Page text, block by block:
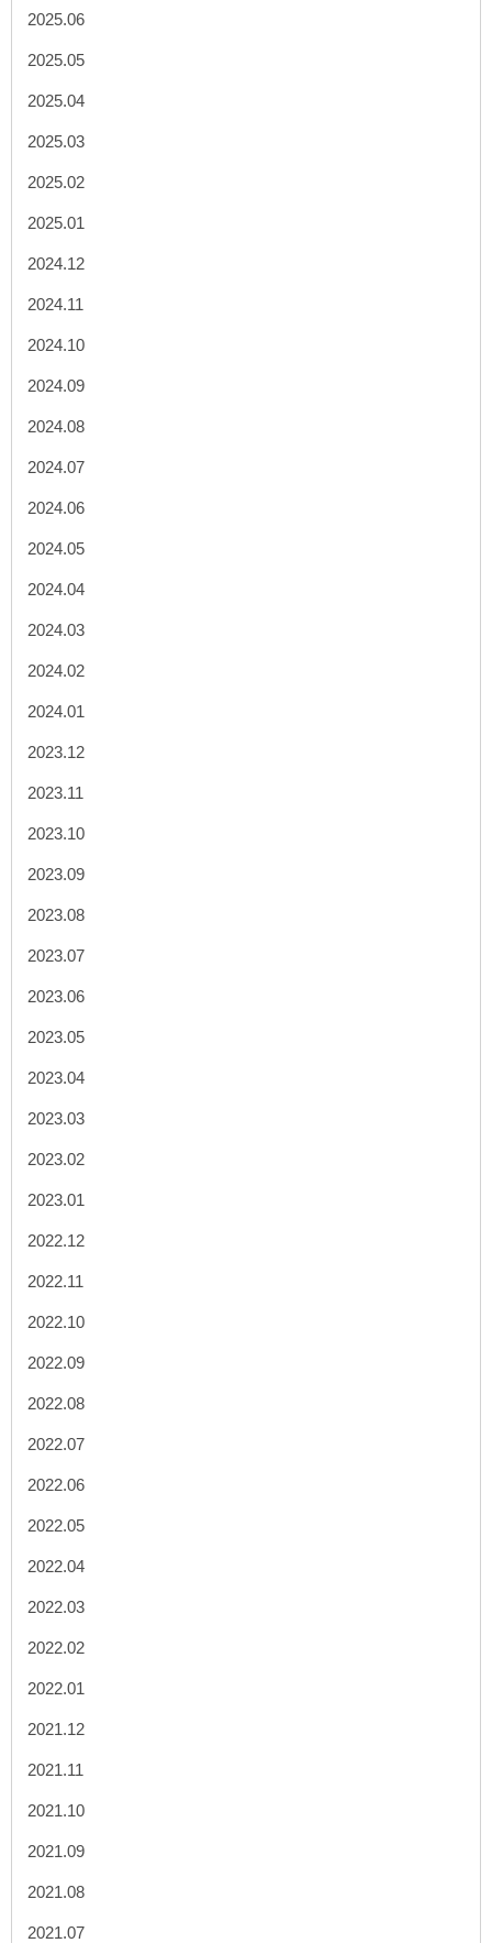
2025.06
2025.05
2025.04
2025.03
2025.02
2025.01
2024.12
2024.11
2024.10
2024.09
2024.08
2024.07
2024.06
2024.05
2024.04
2024.03
2024.02
2024.01
2023.12
2023.11
2023.10
2023.09
2023.08
2023.07
2023.06
2023.05
2023.04
2023.03
2023.02
2023.01
2022.12
2022.11
2022.10
2022.09
2022.08
2022.07
2022.06
2022.05
2022.04
2022.03
2022.02
2022.01
2021.12
2021.11
2021.10
2021.09
2021.08
2021.07